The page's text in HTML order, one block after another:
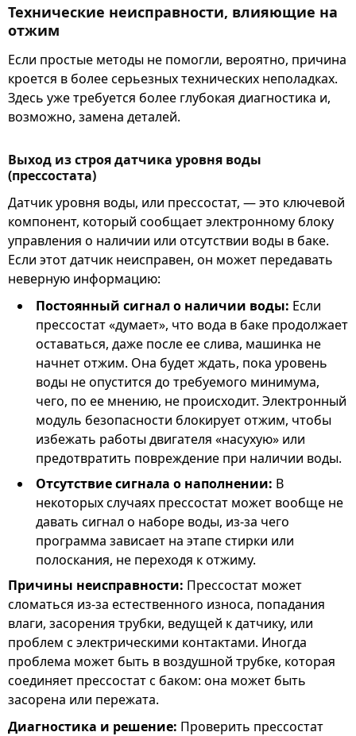
Технические неисправности, влияющие на
отжим
Если простые методы не помогли, вероятно, причина
кроется в более серьезных технических неполадках.
Здесь уже требуется более глубокая диагностика и,
возможно, замена деталей.
Выход из строя датчика уровня воды
(прессостата)
Датчик уровня воды, или прессостат, — это ключевой
компонент, который сообщает электронному блоку
управления о наличии или отсутствии воды в баке.
Если этот датчик неисправен, он может передавать
неверную информацию:
Постоянный сигнал о наличии воды: Если
прессостат «думает», что вода в баке продолжает
оставаться, даже после ее слива, машинка не
начнет отжим. Она будет ждать, пока уровень
воды не опустится до требуемого минимума,
чего, по ее мнению, не происходит. Электронный
модуль безопасности блокирует отжим, чтобы
избежать работы двигателя «насухую» или
предотвратить повреждение при наличии воды.
Отсутствие сигнала о наполнении: В
некоторых случаях прессостат может вообще не
давать сигнал о наборе воды, из-за чего
программа зависает на этапе стирки или
полоскания, не переходя к отжиму.
Причины неисправности: Прессостат может
сломаться из-за естественного износа, попадания
влаги, засорения трубки, ведущей к датчику, или
проблем с электрическими контактами. Иногда
проблема может быть в воздушной трубке, которая
соединяет прессостат с баком: она может быть
засорена или пережата.
Диагностика и решение: Проверить прессостат